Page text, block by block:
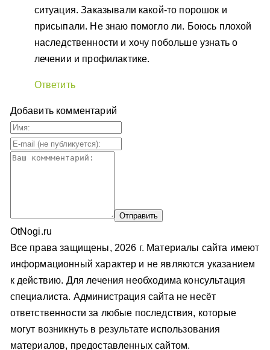
ситуация. Заказывали какой-то порошок и
присыпали. Не знаю помогло ли. Боюсь плохой
наследственности и хочу побольше узнать о
лечении и профилактике.
Ответить
Добавить комментарий
OtNogi.ru
Все права защищены, 2026 г. Материалы сайта имеют
информационный характер и не являются указанием
к действию. Для лечения необходима консультация
специалиста. Администрация сайта не несёт
ответственности за любые последствия, которые
могут возникнуть в результате использования
материалов, предоставленных сайтом.